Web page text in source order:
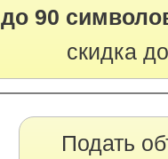
до 90
скидка
Подать